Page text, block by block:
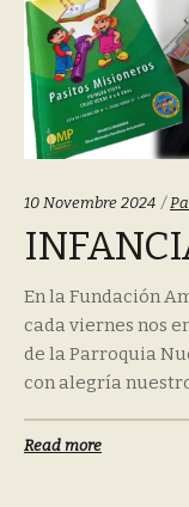
10 Novembre 2024
En la Fundación
cada viernes nos
de la Parroquia
con alegría
Read more